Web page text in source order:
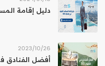
دليل إقامة
26‏/10‏/2023
أفضل الفنادق في